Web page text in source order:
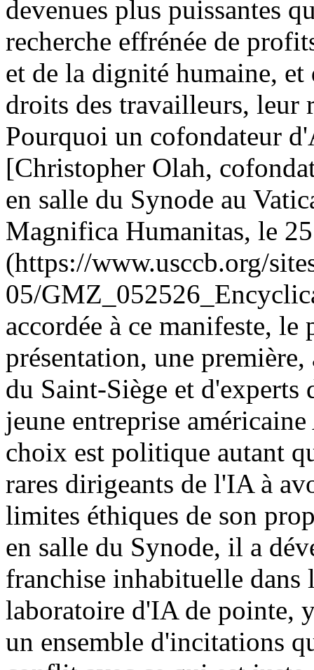
devenues plus puissantes
recherche effrénée de
et de la dignité humaine,
droits des travailleurs, leur
Pourquoi un cofondateur
[Christopher Olah,
en salle du Synode au
Magnifica Humanitas, le
(https://www.usccb.org/
05/
accordée à ce manifeste,
présentation, une première,
du Saint-Siège et
jeune entreprise
choix est politique autant
rares dirigeants de l'IA à
limites éthiques de son
en salle du Synode, il a
franchise inhabituelle
laboratoire d'IA de pointe,
un ensemble d'incitations